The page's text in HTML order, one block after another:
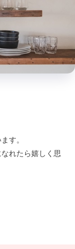
す。
れたら嬉しく思